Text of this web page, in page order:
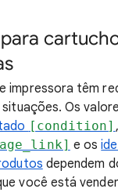
impressora têm
Os
[condition] ,
e os
dependem
você está